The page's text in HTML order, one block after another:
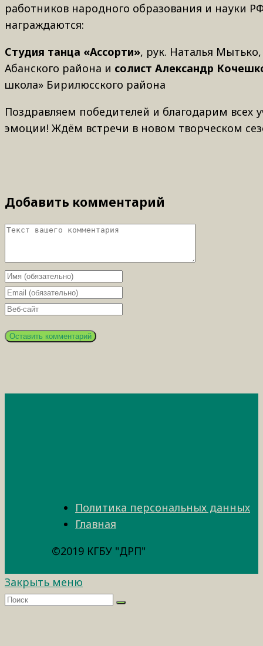
работников народного образования и науки
награждаются:
Студия танца «Ассорти», рук. Наталья
Абанского района и солист Александр
школа» Бирилюсского района
Поздравляем победителей и благодарим
эмоции! Ждём встречи в новом творческом
Добавить комментарий
Политика персональных данных
Главная
©2019 КГБУ "ДРП"
Закрыть меню